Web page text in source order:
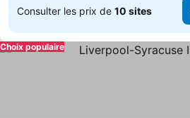
Consulter les prix de 10 sites
Choix populaire